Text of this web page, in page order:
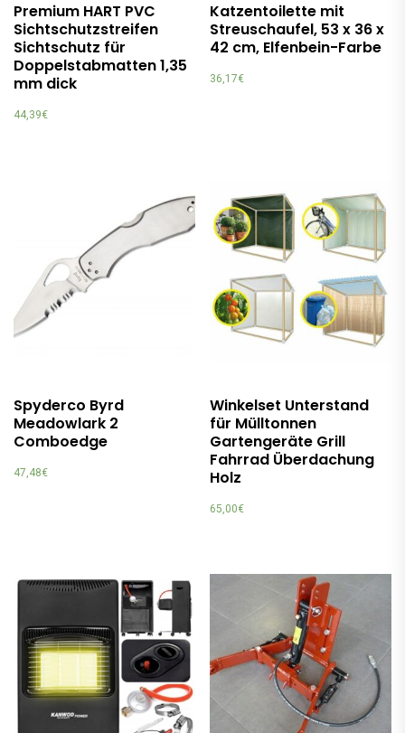
Premium HART PVC
Sichtschutzstreifen
Sichtschutz für
Doppelstabmatten 1,35
mm dick
44,39€
Katzentoilette mit
Streuschaufel, 53 x 36 x
42 cm, Elfenbein-Farbe
36,17€
Spyderco Byrd
Meadowlark 2
Comboedge
47,48€
Winkelset Unterstand
für Mülltonnen
Gartengeräte Grill
Fahrrad Überdachung
Holz
65,00€